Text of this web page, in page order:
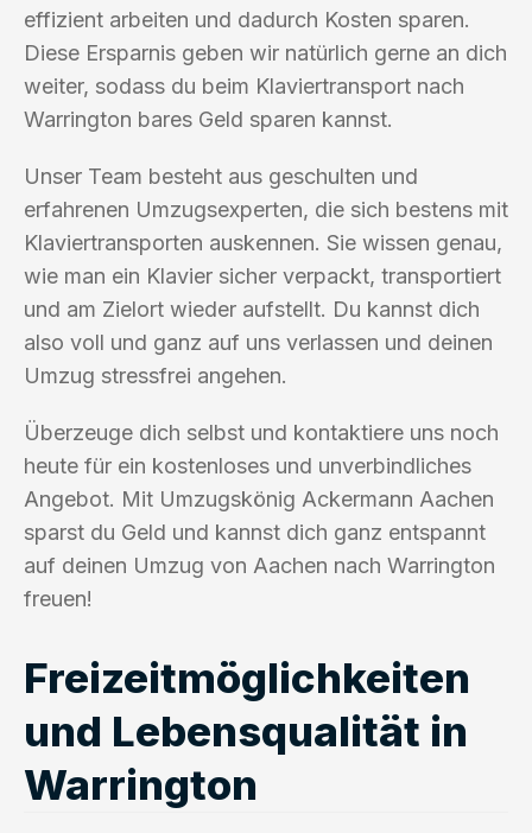
effizient arbeiten und dadurch Kosten sparen.
Diese Ersparnis geben wir natürlich gerne an dich
weiter, sodass du beim Klaviertransport nach
Warrington bares Geld sparen kannst.
Unser Team besteht aus geschulten und
erfahrenen Umzugsexperten, die sich bestens mit
Klaviertransporten auskennen. Sie wissen genau,
wie man ein Klavier sicher verpackt, transportiert
und am Zielort wieder aufstellt. Du kannst dich
also voll und ganz auf uns verlassen und deinen
Umzug stressfrei angehen.
Überzeuge dich selbst und kontaktiere uns noch
heute für ein kostenloses und unverbindliches
Angebot. Mit Umzugskönig Ackermann Aachen
sparst du Geld und kannst dich ganz entspannt
auf deinen Umzug von Aachen nach Warrington
freuen!
Freizeitmöglichkeiten
und Lebensqualität in
Warrington